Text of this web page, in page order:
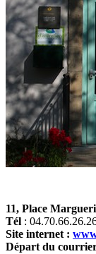
11, Place
Tél :
Site internet :
Départ du